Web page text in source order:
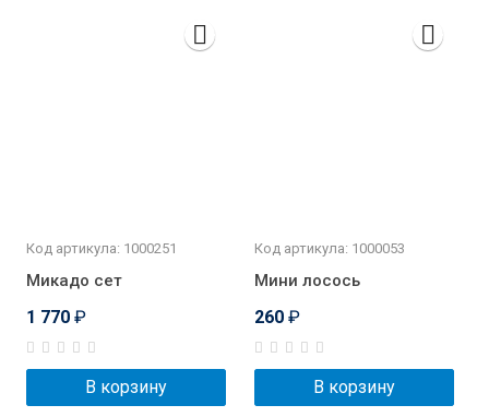
Код артикула: 1000251
Микадо сет
1 770 ₽
В корзину
Код артикула: 1000053
Мини лосось
260 ₽
В корзину